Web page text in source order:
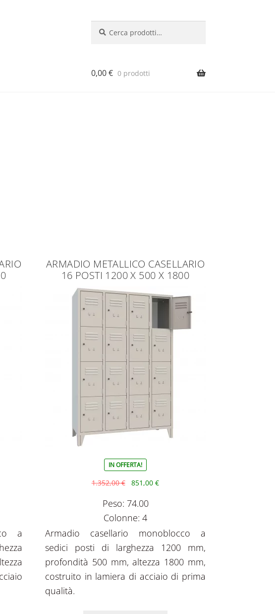
0,00€ 0 prodotti
a
ARMADIO METALLICO CASELLARIO
16 POSTI 1200 X 500 X 1800
IN OFFERTA!
1.352,00€ 851,00€
Peso: 74.00
Colonne: 4
Armadio casellario monoblocco a
sedici posti di larghezza 1200 mm,
profondità 500 mm, altezza 1800 mm,
costruito in lamiera di acciaio di prima
qualità.